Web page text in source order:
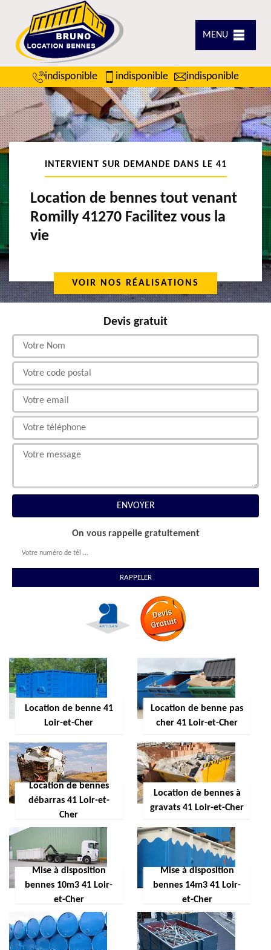
MENU
indisponible indisponible indisponible
INTERVIENT SUR DEMANDE DANS LE 41
Location de bennes tout venant
Romilly 41270 Facilitez vous la
vie
VOIR NOS RÉALISATIONS
Devis gratuit
On vous rappelle gratuitement
Location de benne 41
Loir-et-Cher
Location de benne pas
cher 41 Loir-et-Cher
Location de bennes
débarras 41 Loir-et-
Cher
Location de bennes à
gravats 41 Loir-et-Cher
Mise à disposition
bennes 10m3 41 Loir-
et-Cher
Mise à disposition
bennes 14m3 41 Loir-
et-Cher